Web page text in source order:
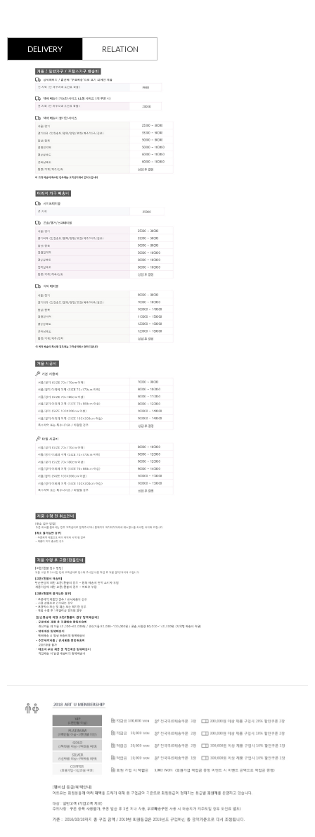
DELIVERY RELATION